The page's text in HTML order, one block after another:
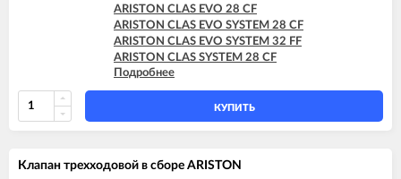
ARISTON CLAS EVO 28 CF
ARISTON CLAS EVO SYSTEM 28 CF
ARISTON CLAS EVO SYSTEM 32 FF
ARISTON CLAS SYSTEM 28 CF
ARISTON CLAS SYSTEM 32 FF
ARISTON CLAS X 35 FF
ARISTON CLAS X SYSTEM 28 CF
ARISTON CLAS X SYSTEM 32 FF
ARISTON GENUS 35 FF
Подробнее
КУПИТЬ
Клапан трехходовой в сборе ARISTON